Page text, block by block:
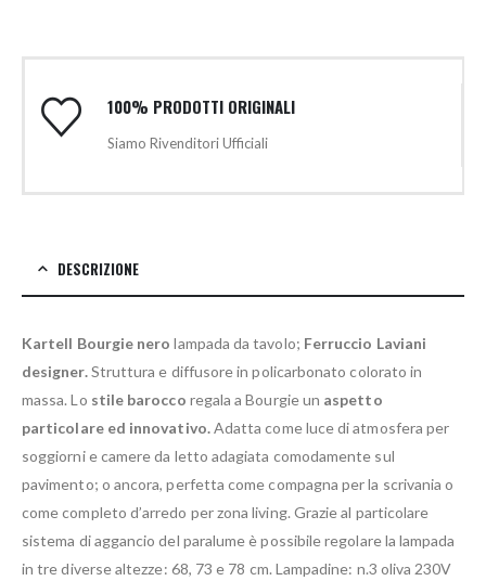
100% PRODOTTI ORIGINALI
Siamo Rivenditori Ufficiali
DESCRIZIONE
Kartell Bourgie nero lampada da tavolo; Ferruccio Laviani
designer.Struttura e diffusore in policarbonato colorato in
massa. Lo stile barocco regala a Bourgie un aspetto
particolare ed innovativo.Adatta come luce di atmosfera per
soggiorni e camere da letto adagiata comodamente sul
pavimento; o ancora, perfetta come compagna per la scrivania o
come completo d’arredo per zona living. Grazie al particolare
sistema di aggancio del paralume è possibile regolare la lampada
in tre diverse altezze: 68, 73 e 78 cm. Lampadine: n.3 oliva 230V